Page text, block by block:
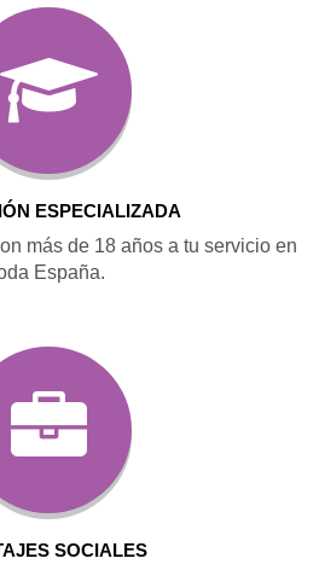
ESPECIALIZADA
más de 18 años a tu servicio en
España.
SOCIALES